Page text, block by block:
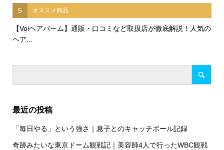
5 オススメ商品
【Voiヘアバーム】通販・口コミなど取扱店が徹底解説！人気の
ヘア...
最近の投稿
「毎日やる」という強さ｜息子とのキャッチボール記録
奇跡みたいな東京ドーム観戦記｜美容師4人で行ったWBC観戦